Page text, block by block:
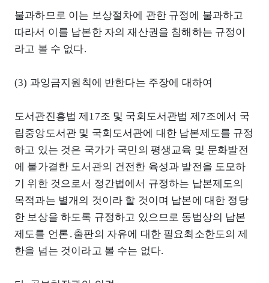
불과하므로 이는 보상절차에 관한 규정에 불과하고
따라서 이를 납본한 자의 재산권을 침해하는 규정이
라고 볼 수 없다.
(3) 과잉금지원칙에 반한다는 주장에 대하여
도서관진흥법 제17조 및 국회도서관법 제7조에서 국
립중앙도서관 및 국회도서관에 대한 납본제도를 규정
하고 있는 것은 국가가 국민의 평생교육 및 문화발전
에 불가결한 도서관의 건전한 육성과 발전을 도모하
기 위한 것으로서 정간법에서 규정하는 납본제도의
목적과는 별개의 것이라 할 것이며 납본에 대한 정당
한 보상을 하도록 규정하고 있으므로 동법상의 납본
제도를 언론․출판의 자유에 대한 필요최소한도의 제
한을 넘는 것이라고 볼 수는 없다.